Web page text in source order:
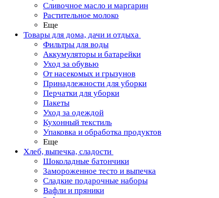
Сливочное масло и маргарин
Растительное молоко
Еще
Товары для дома, дачи и отдыха
Фильтры для воды
Аккумуляторы и батарейки
Уход за обувью
От насекомых и грызунов
Принадлежности для уборки
Перчатки для уборки
Пакеты
Уход за одеждой
Кухонный текстиль
Упаковка и обработка продуктов
Еще
Хлеб, выпечка, сладости
Шоколадные батончики
Замороженное тесто и выпечка
Сладкие подарочные наборы
Вафли и пряники